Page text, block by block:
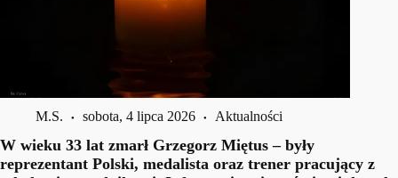
M.S. sobota, 4 lipca 2026 Aktualności
W wieku 33 lat zmarł Grzegorz Miętus – były
reprezentant Polski, medalista oraz trener pracujący z